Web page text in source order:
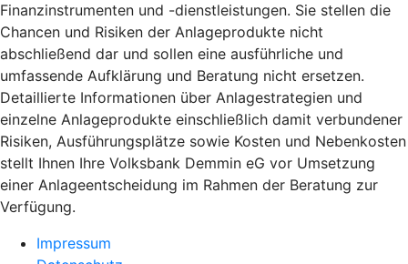
Finanzinstrumenten und -dienstleistungen. Sie stellen die
Chancen und Risiken der Anlageprodukte nicht
abschließend dar und sollen eine ausführliche und
umfassende Aufklärung und Beratung nicht ersetzen.
Detaillierte Informationen über Anlagestrategien und
einzelne Anlageprodukte einschließlich damit verbundener
Risiken, Ausführungsplätze sowie Kosten und Nebenkosten
stellt Ihnen Ihre Volksbank Demmin eG vor Umsetzung
einer Anlageentscheidung im Rahmen der Beratung zur
Verfügung.
Impressum